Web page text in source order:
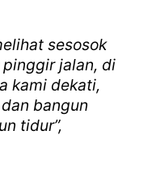
sesosok
jalan, di
kami dekati,
bangun
tidur”,